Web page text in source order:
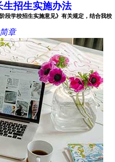
生招生实施办法
段学校招生实施意见》有关规定，结合我校
章